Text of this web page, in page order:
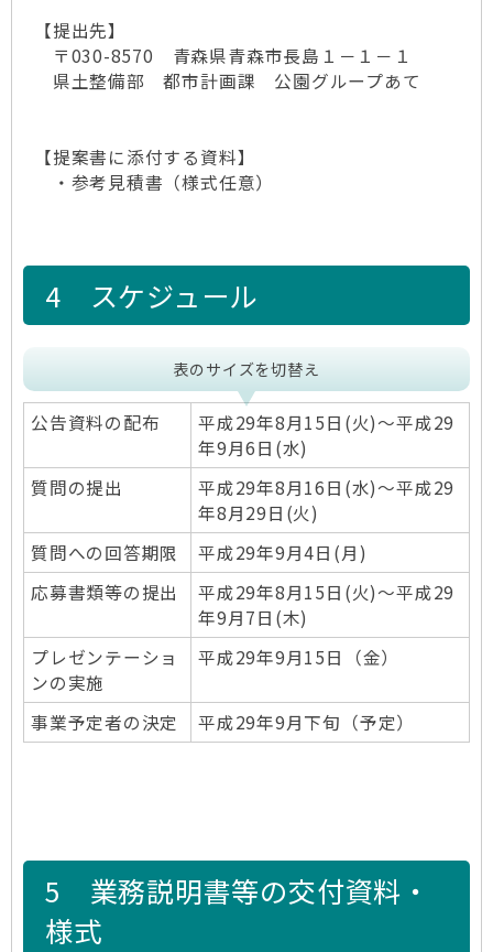
【提出先】
〒030-8570 青森県青森市長島１－１－１
県土整備部 都市計画課 公園グループあて
【提案書に添付する資料】
・参考見積書（様式任意）
4 スケジュール
表のサイズを切替え
公告資料の配布
平成29年8月15日(火)～平成29
年9月6日(水)
質問の提出
平成29年8月16日(水)〜平成29
年8月29日(火)
質問への回答期限
平成29年9月4日(月)
応募書類等の提出
平成29年8月15日(火)〜平成29
年9月7日(木)
プレゼンテーショ
ンの実施
平成29年9月15日（金）
事業予定者の決定 平成29年9月下旬（予定）
5 業務説明書等の交付資料・
様式